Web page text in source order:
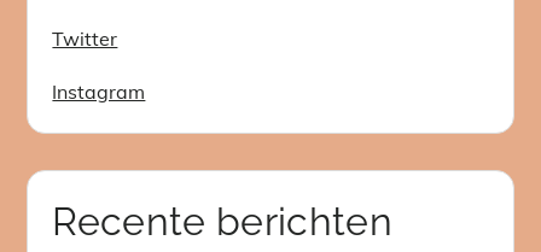
Twitter
Instagram
Recente berichten